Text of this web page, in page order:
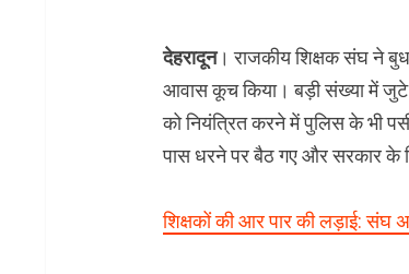
देहरादून। राजकीय शिक्षक संघ ने
आवास कूच किया। बड़ी संख्या में जुटे
को नियंत्रित करने में पुलिस के भी
पास धरने पर बैठ गए और सरकार के
शिक्षकों की आर पार की लड़ाई: संघ